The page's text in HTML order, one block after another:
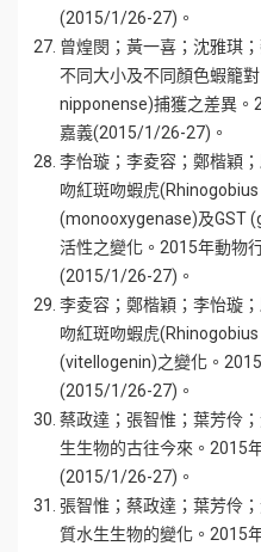
(2015/1/26-27)。
曾煌閔；黃一喜；沈雅琪；
不同大小及不同顏色蝦籠
nipponense)捕獲之差異。
嘉義(2015/1/26-27)。
李怡璇；李夌容；鄭楷穎；
吻紅斑吻蝦虎
(monooxygenase)及GST
活性之變化。2015年動物
(2015/1/26-27)。
李夌容；鄭楷穎；李怡璇；
吻紅斑吻蝦虎
(vitellogenin)之變化。
(2015/1/26-27)。
蔡政達；張智惟；葉芳伶；
生生物的古往今來。2015
(2015/1/26-27)。
張智惟；蔡政達；葉芳伶；
質水生生物的變化。2015